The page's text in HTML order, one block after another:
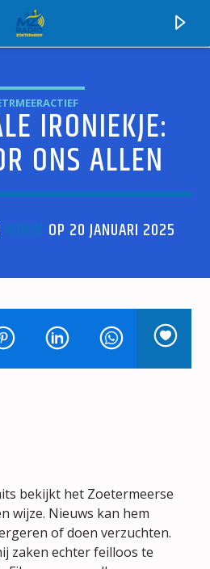
RADIO
IRONIEKJE:
ONS ALLEN
ADMIN OP 20 JANUARI 2025
bekijkt het Zoetermeerse
wijze. Nieuws kan hem
of doen verzuchten.
zaken echter feilloos te